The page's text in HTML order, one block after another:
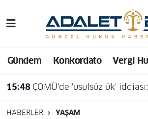
Gündem Konkordato Vergi
15:48 ÇOMÜ'de 'usulsüzlük' iddiası: İdari
HABERLER YAŞAM
Hava Durumu
Trafik Durumu
Süper Lig Puan Durumu ve
Tüm Manşetler